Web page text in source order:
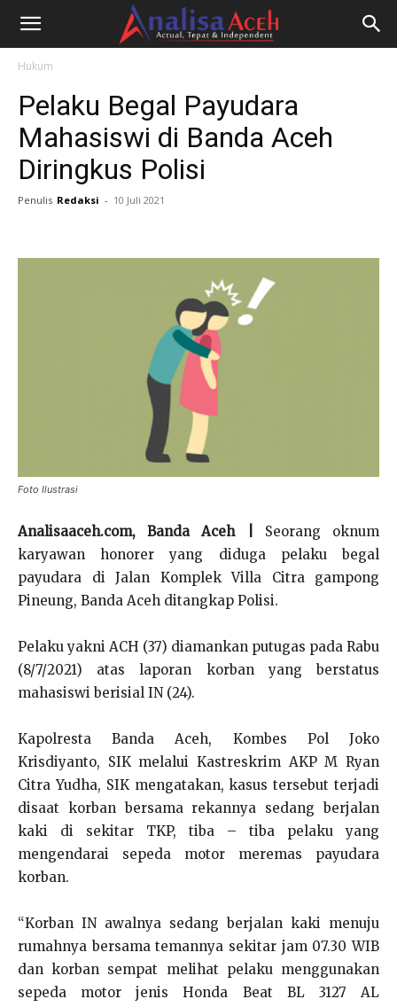
Hukum
Pelaku Begal Payudara
Mahasiswi di Banda Aceh
Diringkus Polisi
Penulis Redaksi - 10 Juli 2021
Foto Ilustrasi
Analisaaceh.com, Banda Aceh |
Seorang oknum
karyawan honorer yang diduga pelaku begal
payudara di Jalan Komplek Villa Citra gampong
Pineung, Banda Aceh ditangkap Polisi.
Pelaku yakni ACH (37) diamankan putugas pada Rabu
(8/7/2021) atas laporan korban yang berstatus
mahasiswi berisial IN (24).
Kapolresta Banda Aceh, Kombes Pol Joko
Krisdiyanto, SIK melalui Kastreskrim AKP M Ryan
Citra Yudha, SIK mengatakan, kasus tersebut terjadi
disaat korban bersama rekannya sedang berjalan
kaki di sekitar TKP, tiba – tiba pelaku yang
mengendarai sepeda motor meremas payudara
korban.
“Korban IN awalnya sedang berjalan kaki menuju
rumahnya bersama temannya sekitar jam 07.30 WIB
dan korban sempat melihat pelaku menggunakan
sepeda motor jenis Honda Beat BL 3127 AL